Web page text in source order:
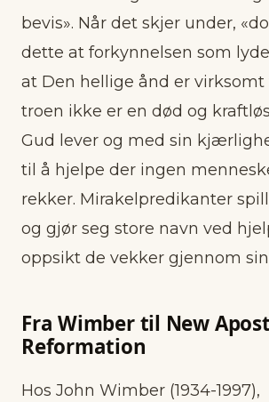
bevis». Når det skjer under,
dette at forkynnelsen som
at Den hellige ånd er virksomt
troen ikke er en død og
Gud lever og med sin
til å hjelpe der ingen
rekker. Mirakelpredikanter
og gjør seg store navn ved
oppsikt de vekker gjennom
Fra Wimber til New
Reformation
Hos John Wimber (1934-1997),